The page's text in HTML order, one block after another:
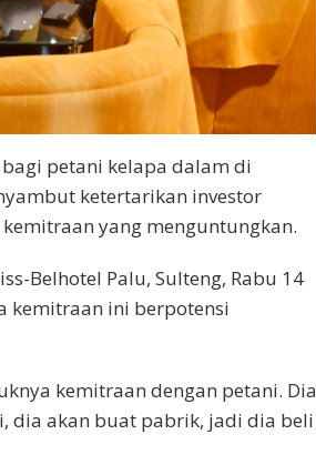
petani kelapa dalam di
ketertarikan investor
yang menguntungkan.
Belhotel Palu, Sulteng, Rabu 14
kemitraan ini berpotensi
kemitraan dengan petani. Dia
dia akan buat pabrik, jadi dia beli